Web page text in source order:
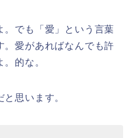
。でも「愛」という言葉
。愛があればなんでも許
的な。
思います。